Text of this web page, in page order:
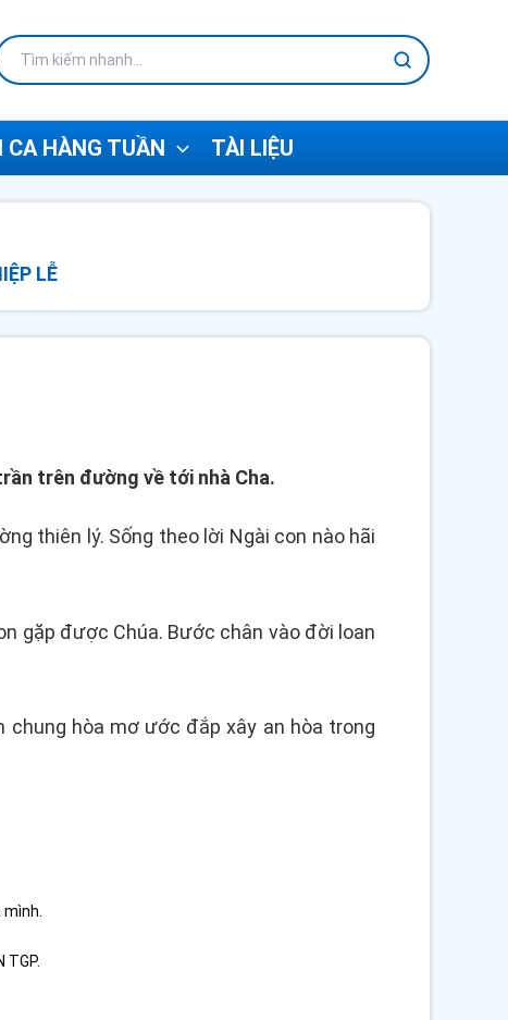
CA HÀNG TUẦN TÀI LIỆU
LỄ
trên đường về tới nhà Cha.
thiên lý. Sống theo lời Ngài con nào hãi
gặp được Chúa. Bước chân vào đời loan
hòa mơ ước đắp xây an hòa trong